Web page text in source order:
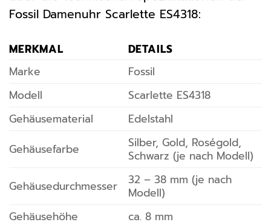
Fossil Damenuhr Scarlette ES4318:
MERKMAL
DETAILS
Marke
Fossil
Modell
Scarlette ES4318
Gehäusematerial
Edelstahl
Gehäusefarbe
Silber, Gold, Roségold,
Schwarz (je nach Modell)
Gehäusedurchmesser
32 – 38 mm (je nach
Modell)
Gehäusehöhe
ca. 8 mm